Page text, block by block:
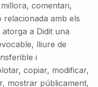
millora, comentari,
amb els
a Didit una
lliure de
i
copiar, modificar,
mostrar públicament,